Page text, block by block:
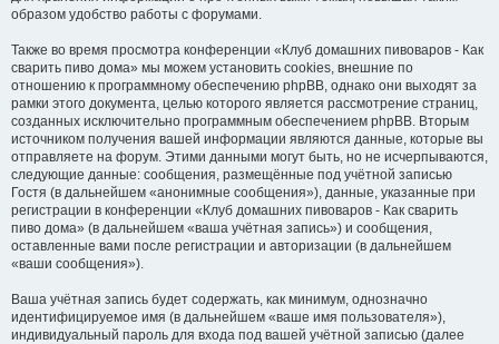
образом удобство работы с форумами.
Также во время просмотра конференции «Клуб домашних пивоваров - Как
cварить пиво дома» мы можем установить cookies, внешние по
отношению к программному обеспечению phpBB, однако они выходят за
рамки этого документа, целью которого является рассмотрение страниц,
созданных исключительно программным обеспечением phpBB. Вторым
источником получения вашей информации являются данные, которые вы
отправляете на форум. Этими данными могут быть, но не исчерпываются,
следующие данные: сообщения, размещённые под учётной записью
Гостя (в дальнейшем «анонимные сообщения»), данные, указанные при
регистрации в конференции «Клуб домашних пивоваров - Как cварить
пиво дома» (в дальнейшем «ваша учётная запись») и сообщения,
оставленные вами после регистрации и авторизации (в дальнейшем
«ваши сообщения»).
Ваша учётная запись будет содержать, как минимум, однозначно
идентифицируемое имя (в дальнейшем «ваше имя пользователя»),
индивидуальный пароль для входа под вашей учётной записью (далее